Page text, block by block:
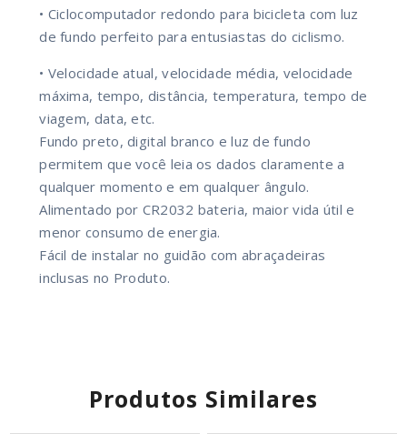
• Ciclocomputador redondo para bicicleta com luz
de fundo perfeito para entusiastas do ciclismo.
• Velocidade atual, velocidade média, velocidade
máxima, tempo, distância, temperatura, tempo de
viagem, data, etc.
Fundo preto, digital branco e luz de fundo
permitem que você leia os dados claramente a
qualquer momento e em qualquer ângulo.
Alimentado por CR2032 bateria, maior vida útil e
menor consumo de energia.
Fácil de instalar no guidão com abraçadeiras
inclusas no Produto.
Produtos Similares